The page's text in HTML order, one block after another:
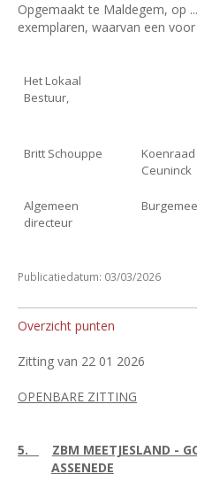
Opgemaakt te Maldegem, op
exemplaren, waarvan een
Het Lokaal
Bestuur,
Britt Schouppe
Koenraad
Ceuninck
Algemeen
directeur
Publicatiedatum: 03/03/2026
Overzicht punten
Zitting van 22 01 2026
OPENBARE ZITTING
5.
ZBM MEETJESLAND -
ASSENEDE